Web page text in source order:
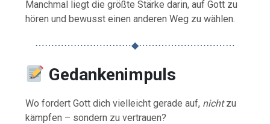
Manchmal liegt die größte Stärke darin, auf Gott zu
hören und bewusst einen anderen Weg zu wählen.
⋯⋯⋯⋯⋯⋯⋯⋯⋯⋯◆⋯⋯⋯⋯⋯⋯⋯⋯⋯⋯
Gedankenimpuls
Wo fordert Gott dich vielleicht gerade auf, nichtzu
kämpfen – sondern zu vertrauen?